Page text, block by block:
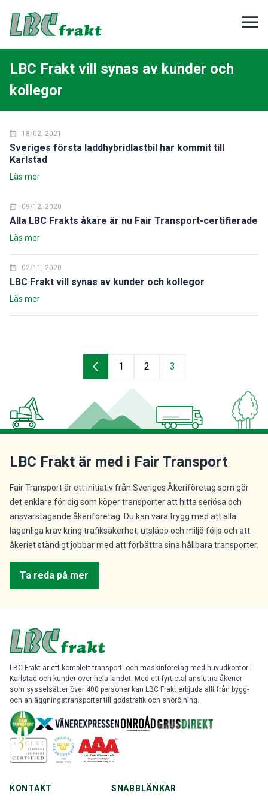
LBC Frakt vill synas av kunder och
kollegor
18/02, 2021
Sveriges första laddhybridlastbil har kommit till
Karlstad
Läs mer
09/12, 2020
Alla LBC Frakts åkare är nu Fair Transport-certifierade
Läs mer
02/11, 2020
LBC Frakt vill synas av kunder och kollegor
Läs mer
1 2 3
LBC Frakt är med i Fair Transport
Fair Transport är ett initiativ från Sveriges Åkeriföretag som gör
det enklare för dig som köper transporter att hitta seriösa och
ansvarstagande åkeriföretag. Du kan vara trygg med att alla
lagenliga krav kring trafiksäkerhet, utsläpp och miljö följs och att
åkeriet ständigt jobbar med att förbättra sina hållbara transporter.
Ta reda på mer
LBC Frakt är ett komplett transport- och maskinföretag med huvudkontor i
Karlstad och kunder över hela landet. Med ett fyrtiotal anslutna åkerier
som sysselsätter över 400 personer kan LBC Frakt erbjuda allt från bygg-
och anläggningstransporter till godstrafik och snöröjning.
KONTAKT SNABBLÄNKAR